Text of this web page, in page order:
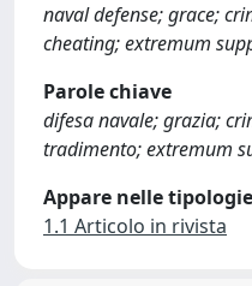
naval defense; grace;
cheating; extremum
Parole chiave
difesa navale; grazia;
tradimento; extremum
Appare nelle
1.1 Articolo in rivista